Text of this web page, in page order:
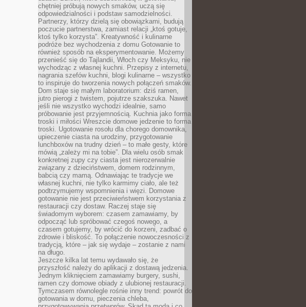
chętniej próbują nowych smaków, uczą się
odpowiedzialności i podstaw samodzielności.
Partnerzy, którzy dzielą się obowiązkami, budują
poczucie partnerstwa, zamiast relacji „ktoś gotuje,
ktoś tylko korzysta”. Kreatywność i kulinarne
podróże bez wychodzenia z domu Gotowanie to
również sposób na eksperymentowanie. Możemy
przenieść się do Tajlandii, Włoch czy Meksyku, nie
wychodząc z własnej kuchni. Przepisy z internetu,
nagrania szefów kuchni, blogi kulinarne – wszystko
to inspiruje do tworzenia nowych połączeń smaków.
Dom staje się małym laboratorium: dziś ramen,
jutro pierogi z twistem, pojutrze szakszuka. Nawet
jeśli nie wszystko wychodzi idealnie, samo
próbowanie jest przyjemnością. Kuchnia jako forma
troski i miłości Wreszcie domowe jedzenie to forma
troski. Ugotowanie rosołu dla chorego domownika,
upieczenie ciasta na urodziny, przygotowanie
lunchboxów na trudny dzień – to małe gesty, które
mówią „zależy mi na tobie”. Dla wielu osób smak
konkretnej zupy czy ciasta jest nierozerwalnie
związany z dzieciństwem, domem rodzinnym,
babcią czy mamą. Odnawiając te tradycje we
własnej kuchni, nie tylko karmimy ciało, ale też
podtrzymujemy wspomnienia i więzi. Domowe
gotowanie nie jest przeciwieństwem korzystania z
restauracji czy dostaw. Raczej staje się
świadomym wyborem: czasem zamawiamy, by
odpocząć lub spróbować czegoś nowego, a
czasem gotujemy, by wrócić do korzeni, zadbać o
zdrowie i bliskość. To połączenie nowoczesności z
tradycją, które – jak się wydaje – zostanie z nami
na długo.
Jeszcze kilka lat temu wydawało się, że
przyszłość należy do aplikacji z dostawą jedzenia.
Jednym kliknięciem zamawiamy burgery, sushi,
ramen czy domowe obiady z ulubionej restauracji.
Tymczasem równolegle rośnie inny trend: powrót do
gotowania w domu, pieczenia chleba,